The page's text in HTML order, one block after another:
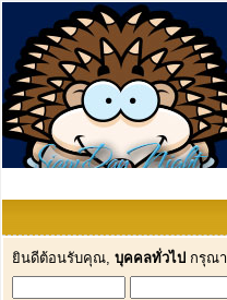
ยินดีต้อนรับคุณ, บุคคลทั่วไป กรุณา